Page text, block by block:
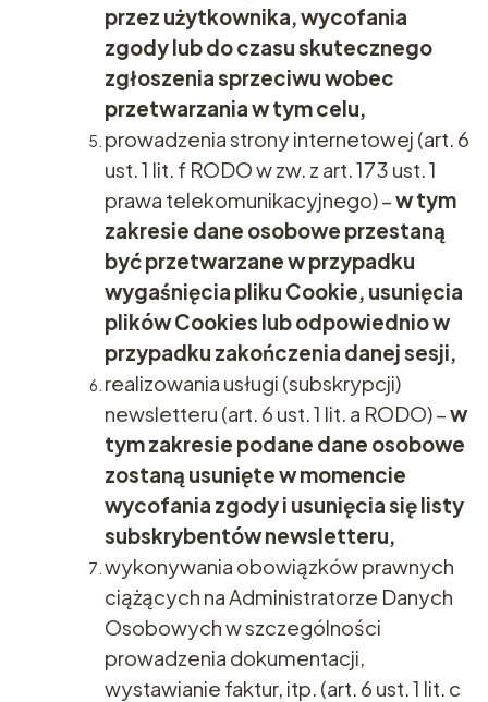
przez użytkownika, wycofania
zgody lub do czasu skutecznego
zgłoszenia sprzeciwu wobec
przetwarzania w tym celu,
prowadzenia strony internetowej (art. 6
ust. 1 lit. f RODO w zw. z art. 173 ust. 1
prawa telekomunikacyjnego) –w tym
zakresie dane osobowe przestaną
być przetwarzane w przypadku
wygaśnięcia pliku Cookie, usunięcia
plików Cookies lub odpowiednio w
przypadku zakończenia danej sesji,
realizowania usługi (subskrypcji)
newsletteru (art. 6 ust. 1 lit. a RODO) –w
tym zakresie podane dane osobowe
zostaną usunięte w momencie
wycofania zgody i usunięcia się listy
subskrybentów newsletteru,
wykonywania obowiązków prawnych
ciążących na Administratorze Danych
Osobowych w szczególności
prowadzenia dokumentacji,
wystawianie faktur, itp. (art. 6 ust. 1 lit. c